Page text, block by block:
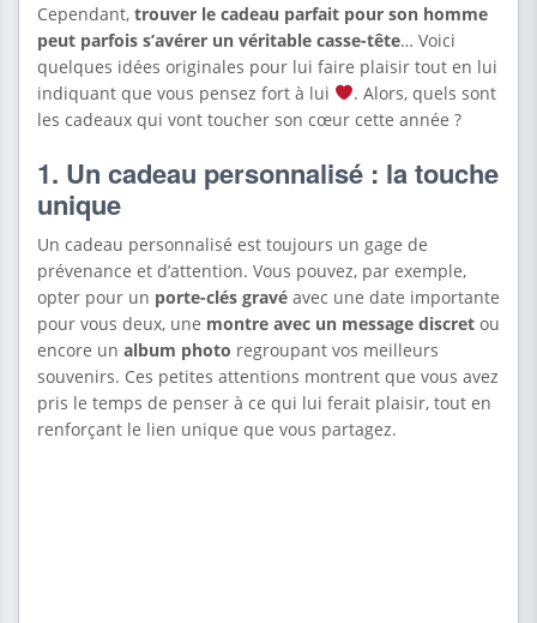
Cependant, trouver le cadeau parfait pour son homme
peut parfois s’avérer un véritable casse-tête… Voici
quelques idées originales pour lui faire plaisir tout en lui
indiquant que vous pensez fort à lui
. Alors, quels sont
les cadeaux qui vont toucher son cœur cette année ?
1. Un cadeau personnalisé : la touche
unique
Un cadeau personnalisé est toujours un gage de
prévenance et d’attention. Vous pouvez, par exemple,
opter pour un porte-clés gravé avec une date importante
pour vous deux, une montre avec un message discret ou
encore un album photo regroupant vos meilleurs
souvenirs. Ces petites attentions montrent que vous avez
pris le temps de penser à ce qui lui ferait plaisir, tout en
renforçant le lien unique que vous partagez.